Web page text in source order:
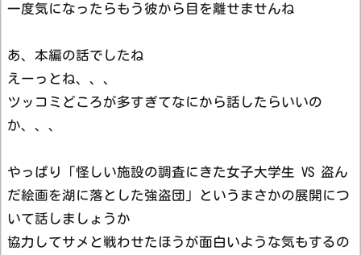
一度気になったらもう彼から目を離せませんね
あ、本編の話でしたね
えーっとね、、、
ツッコミどころが多すぎてなにから話したらいいの
か、、、
やっぱり「怪しい施設の調査にきた女子大学生 VS 盗ん
だ絵画を湖に落とした強盗団」というまさかの展開につ
いて話しましょうか
協力してサメと戦わせたほうが面白いような気もするの